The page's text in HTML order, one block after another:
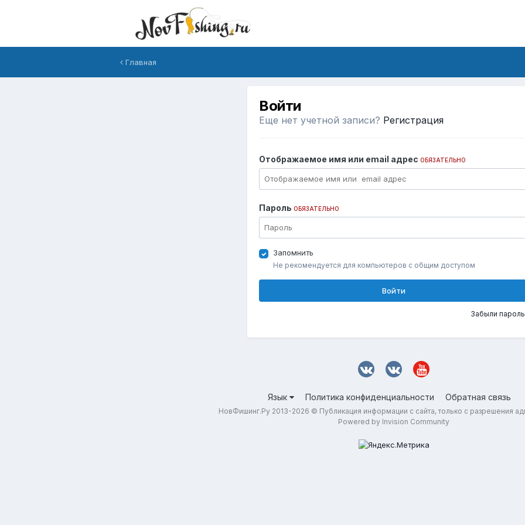
Главная
Войти
Еще нет учетной записи? Регистрация
Отображаемое имя или email адрес ОБЯЗАТЕЛЬНО
Пароль ОБЯЗАТЕЛЬНО
Запомнить
Не рекомендуется для компьютеров с общим доступом
Войти
Забыли
Язык Политика конфиденциальности Обратная связь
НовФишинг.Ру 2013-2026 © Публикация информации с сайта, только с разрешения
Powered by Invision Community